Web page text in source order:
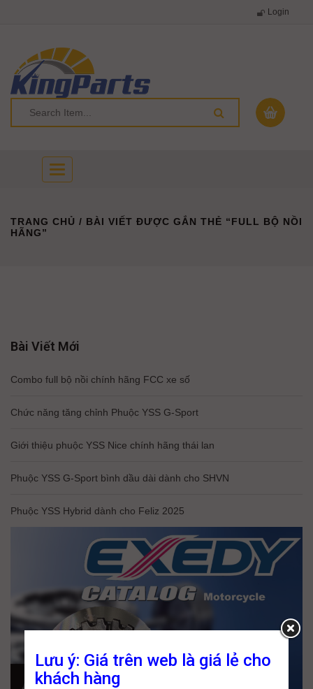
Login
Toggle
navigation
TRANG CHỦ / BÀI VIẾT ĐƯỢC GẮN THẺ “FULL BỘ NỒI
HÃNG”
Bài Viết Mới
Combo full bộ nồi chính hãng FCC xe số
Chức năng tăng chỉnh Phuộc YSS G-Sport
Giới thiệu phuộc YSS Nice chính hãng thái lan
Phuộc YSS G-Sport bình dầu dài dành cho SHVN
Phuộc YSS Hybrid dành cho Feliz 2025
Lưu ý: Giá trên web là giá lẻ cho
khách hàng